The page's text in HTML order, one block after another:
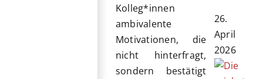
Kolleg*innen
ambivalente
Motivationen, die
nicht hinterfragt,
sondern bestätigt
26.
April
2026